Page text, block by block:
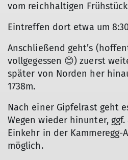
vom reichhaltigen
Eintreffen dort etwa um
Anschließend geht’s
vollgegessen 😊) zuerst
später von Norden her
1738m.
Nach einer Gipfelrast geht
Wegen wieder hinunter,
Einkehr in der Kammeregg-
möglich.